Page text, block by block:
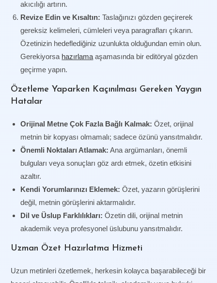
akıcılığı artırın.
Revize Edin ve Kısaltın: Taslağınızı gözden geçirerek
gereksiz kelimeleri, cümleleri veya paragrafları çıkarın.
Özetinizin hedeflediğiniz uzunlukta olduğundan emin olun.
Gerekiyorsa hazırlama aşamasında bir editöryal gözden
geçirme yapın.
Özetleme Yaparken Kaçınılması Gereken Yaygın
Hatalar
Orijinal Metne Çok Fazla Bağlı Kalmak: Özet, orijinal
metnin bir kopyası olmamalı; sadece özünü yansıtmalıdır.
Önemli Noktaları Atlamak: Ana argümanları, önemli
bulguları veya sonuçları göz ardı etmek, özetin etkisini
azaltır.
Kendi Yorumlarınızı Eklemek: Özet, yazarın görüşlerini
değil, metnin görüşlerini aktarmalıdır.
Dil ve Üslup Farklılıkları: Özetin dili, orijinal metnin
akademik veya profesyonel üslubunu yansıtmalıdır.
Uzman Özet Hazırlatma Hizmeti
Uzun metinleri özetlemek, herkesin kolayca başarabileceği bir